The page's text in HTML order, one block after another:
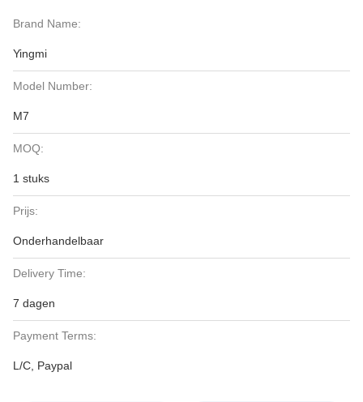
Brand Name:
Yingmi
Model Number:
M7
MOQ:
1 stuks
Prijs:
Onderhandelbaar
Delivery Time:
7 dagen
Payment Terms:
L/C, Paypal